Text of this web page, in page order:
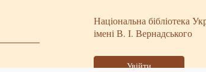
Національна бібліотека
імені В. І. Вернадського
Увійти